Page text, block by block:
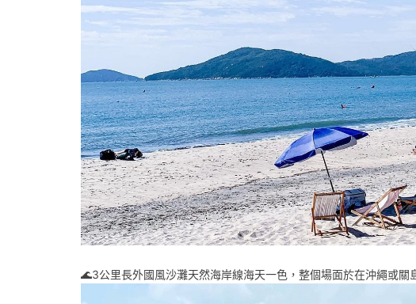
🌊3公里長外國風沙灘天然海岸線海天一色，整個場面於在沖繩或關